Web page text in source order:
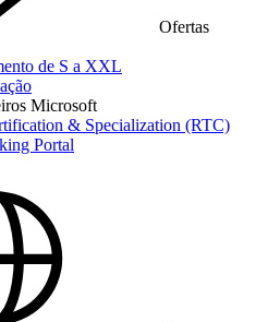
Ofertas
de S a XXL
Microsoft
& Specialization (RTC)
Portal